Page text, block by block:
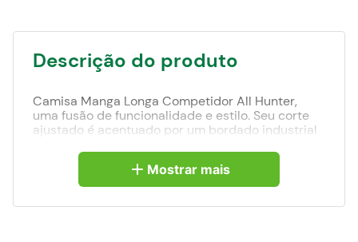
Descrição do produto
Camisa Manga Longa Competidor All Hunter,
uma fusão de funcionalidade e estilo. Seu corte
ajustado é acentuado por um bordado industrial
Além de oferecer um visual moderno e autêntico,
esta peça foi projetada para acompanhá-lo nas
competições, garantindo um desempenho de alto
Mostrar mais